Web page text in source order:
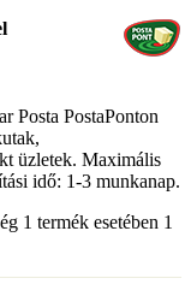
Posta PostaPonton
üzletek. Maximális
idő: 1-3 munkanap.
1 termék esetében 1